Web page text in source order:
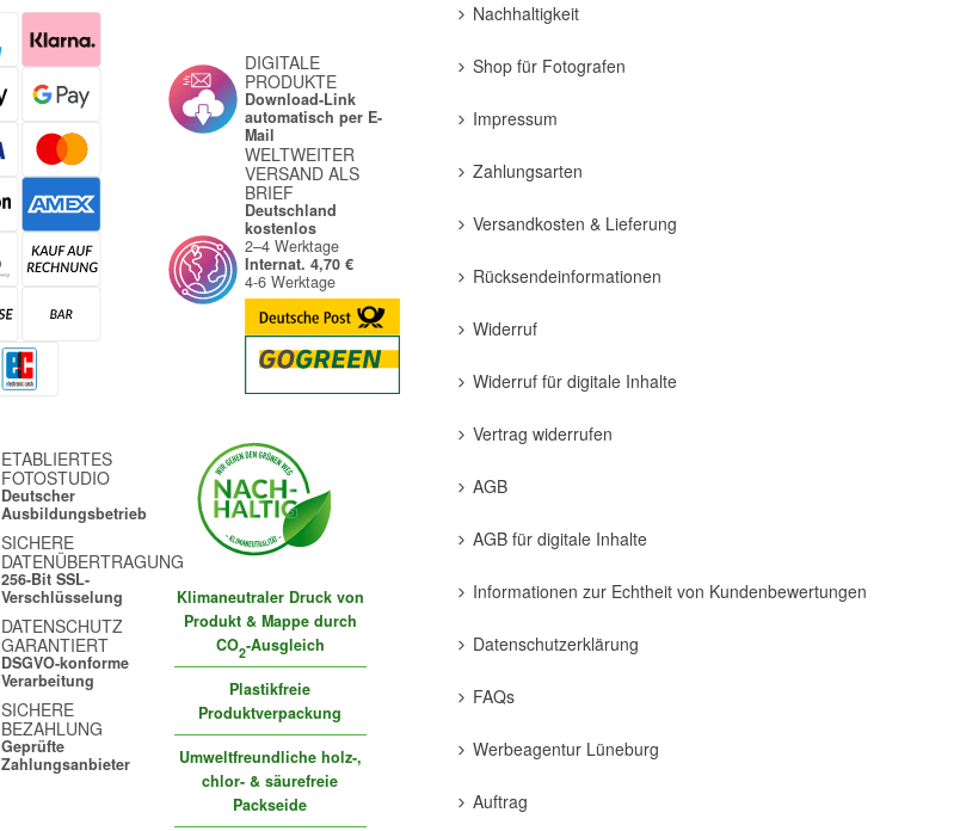
ETABLIERTES
FOTOSTUDIO
Deutscher
Ausbildungsbetrieb
SICHERE
DATENÜBERTRAGUNG
256-Bit SSL-
Verschlüsselung
DATENSCHUTZ
GARANTIERT
DSGVO-konforme
Verarbeitung
SICHERE
BEZAHLUNG
Geprüfte
Zahlungsanbieter
DIGITALE
PRODUKTE
Download-Link
automatisch per E-
Mail
WELTWEITER
VERSAND ALS
BRIEF
Deutschland
kostenlos
2–4 Werktage
Internat. 4,70 €
4-6 Werktage
Klimaneutraler Druck von
Produkt & Mappe durch
CO2-Ausgleich
Plastikfreie
Produktverpackung
Umweltfreundliche holz-,
chlor- & säurefreie
Packseide
Nachhaltigkeit
Shop für Fotografen
Impressum
Zahlungsarten
Versandkosten & Lieferung
Rücksendeinformationen
Widerruf
Widerruf für digitale Inhalte
Vertrag widerrufen
AGB
AGB für digitale Inhalte
Informationen zur Echtheit von Kundenbewertungen
Datenschutzerklärung
FAQs
Werbeagentur Lüneburg
Auftrag